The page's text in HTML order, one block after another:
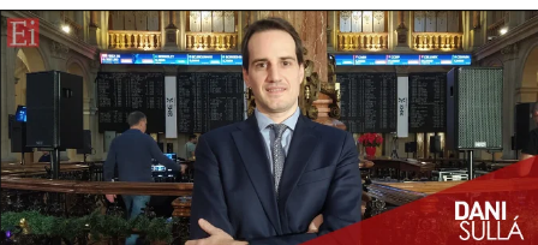
r
d
e